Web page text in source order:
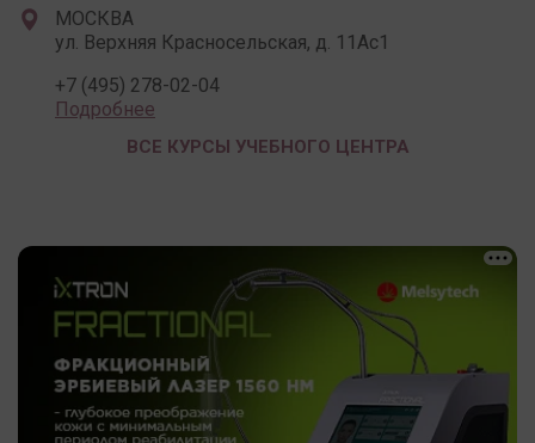
МОСКВА
ул. Верхняя Красносельская, д. 11Ас1
+7 (495) 278-02-04
Подробнее
ВСЕ КУРСЫ УЧЕБНОГО ЦЕНТРА